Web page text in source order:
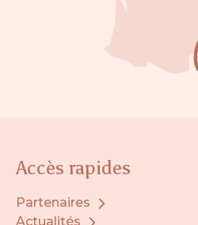
Accès rapides
Partenaires
Actualités